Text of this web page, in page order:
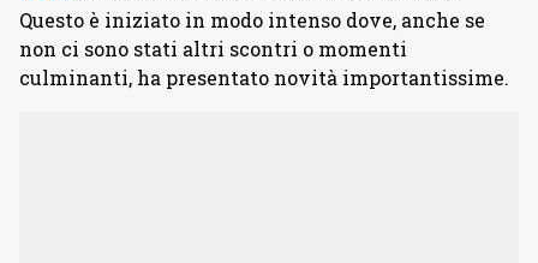
Questo è iniziato in modo intenso dove, anche se
non ci sono stati altri scontri o momenti
culminanti, ha presentato novità importantissime.